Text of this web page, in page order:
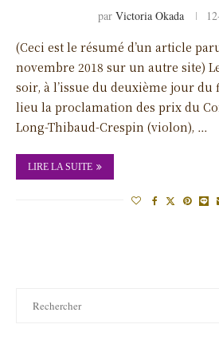
par Victoria Okada
(Ceci est le résumé d’un article
novembre 2018 sur un autre site)
soir, à l’issue du deuxième jour du
lieu la proclamation des prix du
Long-Thibaud-Crespin (violon), …
LIRE LA SUITE